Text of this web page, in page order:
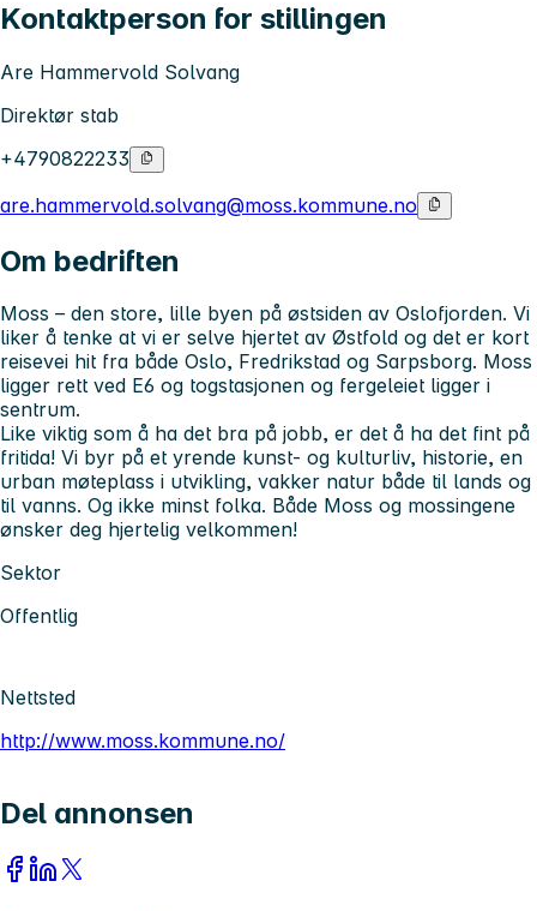
Kontaktperson for stillingen
Are Hammervold Solvang
Direktør stab
+4790822233
are.hammervold.solvang@moss.kommune.no
Om bedriften
Moss – den store, lille byen på østsiden av Oslofjorden. Vi
liker å tenke at vi er selve hjertet av Østfold og det er kort
reisevei hit fra både Oslo, Fredrikstad og Sarpsborg. Moss
ligger rett ved E6 og togstasjonen og fergeleiet ligger i
sentrum.
Like viktig som å ha det bra på jobb, er det å ha det fint på
fritida! Vi byr på et yrende kunst- og kulturliv, historie, en
urban møteplass i utvikling, vakker natur både til lands og
til vanns. Og ikke minst folka. Både Moss og mossingene
ønsker deg hjertelig velkommen!
Sektor
Offentlig
Nettsted
http://www.moss.kommune.no/
Del annonsen